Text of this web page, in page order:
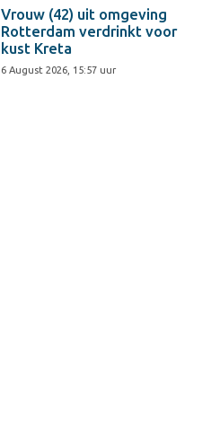
Vrouw (42) uit omgeving
Rotterdam verdrinkt voor
kust Kreta
6 August 2026, 15:57 uur